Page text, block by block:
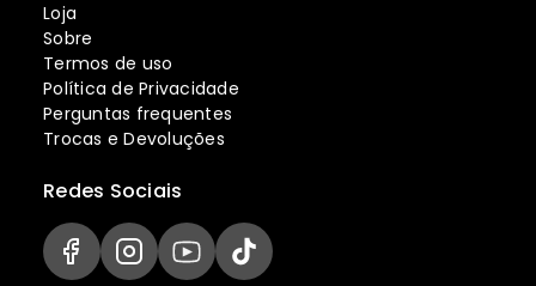
Loja
Sobre
Termos de uso
Política de Privacidade
Perguntas frequentes
Trocas e Devoluções
Redes Sociais